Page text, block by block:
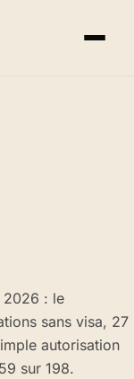
2026 : le
sans visa, 27
autorisation
sur 198.